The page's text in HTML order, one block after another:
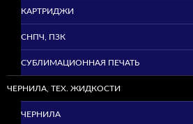
КАРТРИДЖИ
СНПЧ, ПЗК
СУБЛИМАЦИОННАЯ ПЕЧАТЬ
ЧЕРНИЛА, ТЕХ. ЖИДКОСТИ
ЧЕРНИЛА